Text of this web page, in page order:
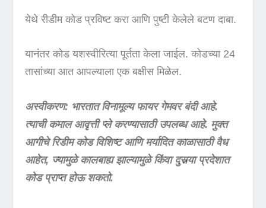
येथे रीडीम कोड प्रविष्ट करा आणि पुष्टी केलेले बटण दाबा.
यानंतर कोड यशस्वीरित्या पूर्तता केला जाईल. कोडच्या 24
तासांच्या आत आपल्याला एक बक्षीस मिळेल.
अस्वीकरण: भारतात विनामूल्य फायर गेमवर बंदी आहे.
त्याची कमाल आवृत्ती प्ले करण्यासाठी उपलब्ध आहे. मुक्त
आगीचे रिडीम कोड विशिष्ट आणि मर्यादित काळासाठी वैध
आहेत, ज्यामुळे कालबाह्य झाल्यामुळे किंवा दुसर्‍या प्रदेशात
कोड प्राप्त होऊ शकतो.